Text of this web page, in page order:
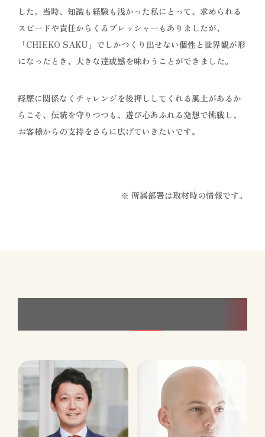
した。当時、知識も経験も浅かった私にとって、求められる
スピードや責任からくるプレッシャーもありましたが、
「CHIEKO SAKU」でしかつくり出せない個性と世界観が形
になったとき、大きな達成感を味わうことができました。
経歴に関係なくチャレンジを後押ししてくれる風土があるか
らこそ、伝統を守りつつも、遊び心あふれる発想で挑戦し、
お客様からの支持をさらに広げていきたいです。
※ 所属部署は取材時の情報です。